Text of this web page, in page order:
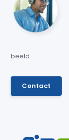
beeld.
Contact